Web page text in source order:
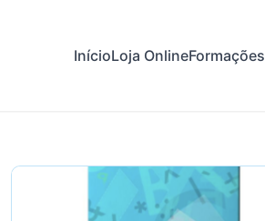
InícioLoja OnlineFormações